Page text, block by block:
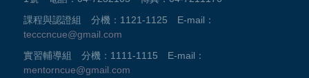
課程與認證組 分機：1121-1125 E-mail：
tecccncue@gmail.com
實習輔導組 分機：1111-1115 E-mail：
mentorncue@gmail.com